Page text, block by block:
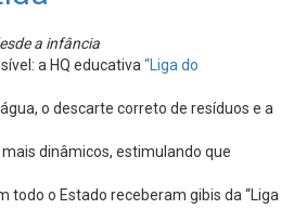
a infância
a HQ educativa “Liga do
o descarte correto de resíduos e a
dinâmicos, estimulando que
todo o Estado receberam gibis da “Liga